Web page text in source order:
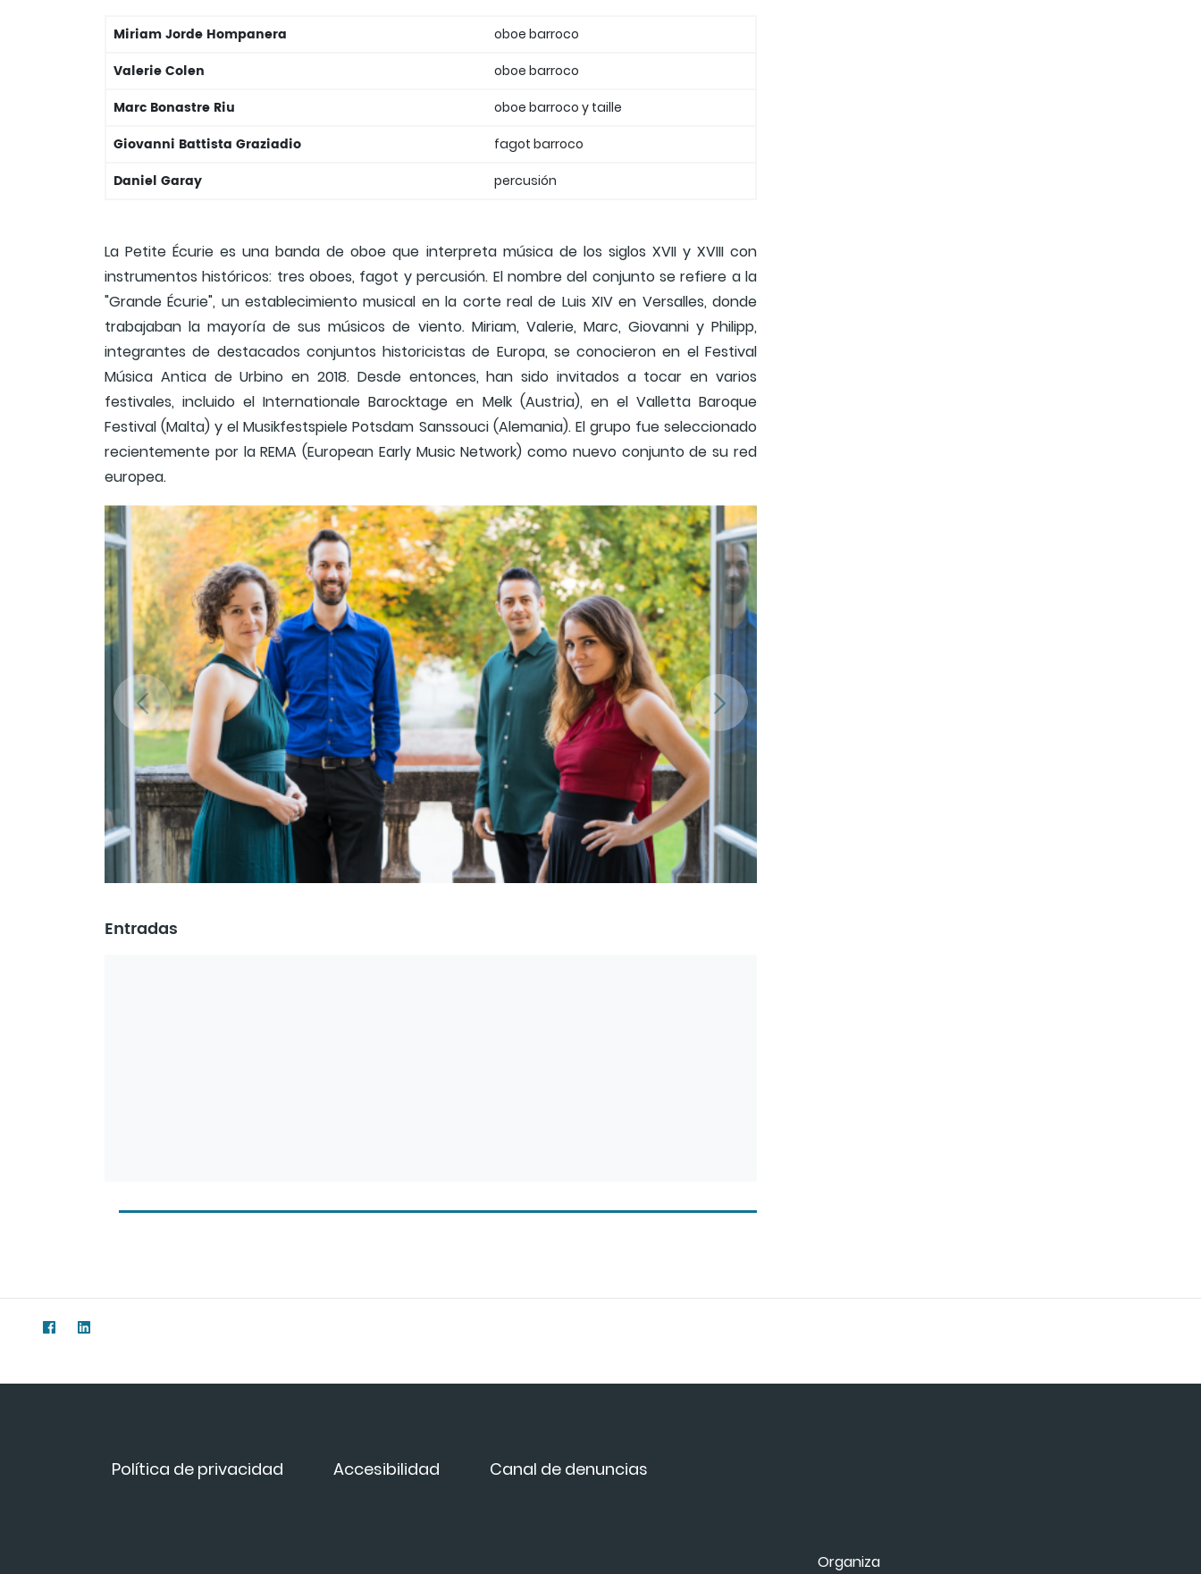
Miriam Jorde Hompanera oboe barroco
Valerie Colen oboe barroco
Marc Bonastre Riu oboe barroco y taille
Giovanni Battista Graziadio fagot barroco
Daniel Garay percusión
La Petite Écurie es una banda de oboe que interpreta música de los siglos XVII y XVIII con
instrumentos históricos: tres oboes, fagot y percusión. El nombre del conjunto se refiere a la
"Grande Écurie", un establecimiento musical en la corte real de Luis XIV en Versalles, donde
trabajaban la mayoría de sus músicos de viento. Miriam, Valerie, Marc, Giovanni y Philipp,
integrantes de destacados conjuntos historicistas de Europa, se conocieron en el Festival
Música Antica de Urbino en 2018. Desde entonces, han sido invitados a tocar en varios
festivales, incluido el Internationale Barocktage en Melk (Austria), en el Valletta Baroque
Festival (Malta) y el Musikfestspiele Potsdam Sanssouci (Alemania). El grupo fue seleccionado
recientemente por la REMA (European Early Music Network) como nuevo conjunto de su red
europea.
Entradas
Política de privacidad Accesibilidad Canal de denuncias
Organiza